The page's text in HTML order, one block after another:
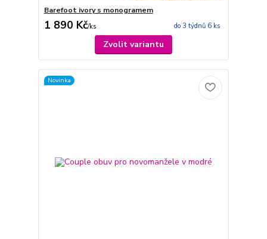
Barefoot ivory s monogramem
1 890 Kč/ks do 3 týdnů 6 ks
Zvolit variantu
Novinka